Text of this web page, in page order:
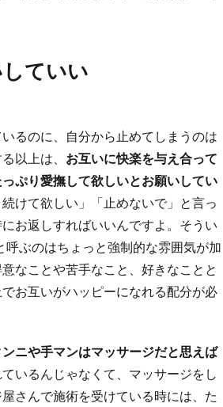
ていい
るのに、自分から止めてしまうのは
以上は、 お互いに快楽を与え合って
ぷり愛撫して欲しいとお願いしてい
けて欲しい」「止めないで」と言っ
お返しすればいいんですよ。そうい
ぶのはちょっと強制的な雰囲気が加
なことや苦手なこと、好きなことと
お互いがハッピーになれる配分が必
ンニや手マンはマッサージだと思えば
いるんじゃなくて、マッサージをし
さんで施術を受けている時には、た